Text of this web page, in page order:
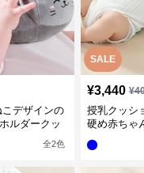
デザインの
ルダークッ
全2色
SALE
¥3,440 ¥
授乳クッシ
硬め赤ちゃ